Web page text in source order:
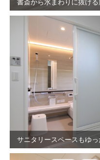
書斎から水まわりに抜け
サニタリースペースもゆっ